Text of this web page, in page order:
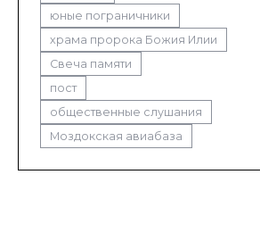
юные пограничники
храма пророка Божия Илии
Свеча памяти
пост
общественные слушания
Моздокская авиабаза